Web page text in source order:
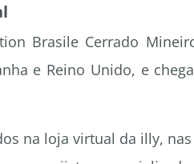
Brasile Cerrado
e Reino Unido, e
na loja virtual da illy,